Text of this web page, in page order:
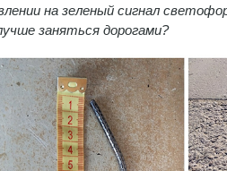
на зеленый сигнал
заняться дорогами?